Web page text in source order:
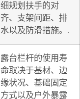
细规划扶手的对
齐、支架间距、排
水以及防滑措施。.
露台栏杆的使用寿
命取决于基材、边
缘状况、基础固定
方式以及户外暴露